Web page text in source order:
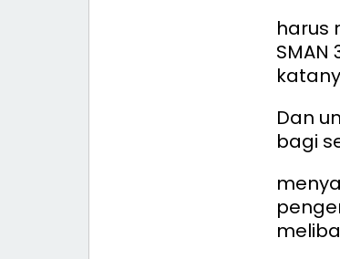
harus
SMAN
Dan
bagi